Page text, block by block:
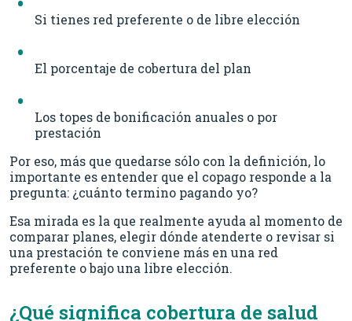
Si tienes red preferente o de libre elección
El porcentaje de cobertura del plan
Los topes de bonificación anuales o por
prestación
Por eso, más que quedarse sólo con la definición, lo
importante es entender que el copago responde a la
pregunta: ¿cuánto termino pagando yo?
Esa mirada es la que realmente ayuda al momento de
comparar planes, elegir dónde atenderte o revisar si
una prestación te conviene más en una red
preferente o bajo una libre elección.
¿Qué significa cobertura de salud